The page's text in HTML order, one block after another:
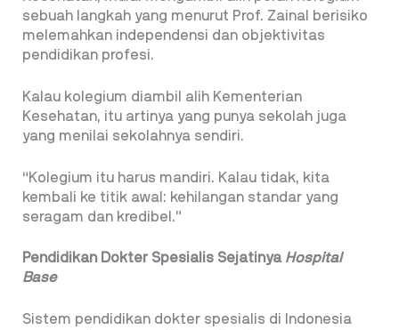
sebuah langkah yang menurut Prof. Zainal berisiko
melemahkan independensi dan objektivitas
pendidikan profesi.
Kalau kolegium diambil alih Kementerian
Kesehatan, itu artinya yang punya sekolah juga
yang menilai sekolahnya sendiri.
“Kolegium itu harus mandiri. Kalau tidak, kita
kembali ke titik awal: kehilangan standar yang
seragam dan kredibel.”
Pendidikan Dokter Spesialis Sejatinya Hospital
Base
Sistem pendidikan dokter spesialis di Indonesia